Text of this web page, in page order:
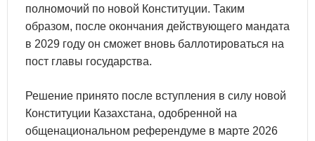
полномочий по новой Конституции. Таким
образом, после окончания действующего мандата
в 2029 году он сможет вновь баллотироваться на
пост главы государства.
Решение принято после вступления в силу новой
Конституции Казахстана, одобренной на
общенациональном референдуме в марте 2026